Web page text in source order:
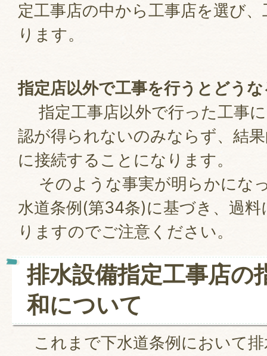
定工事店の中から工事店を選び
ります。
指定店以外で工事を行うとどう
指定工事店以外で行った工事
認が得られないのみならず、結
に接続することになります。
そのような事実が明らかにな
水道条例(第34条)に基づき、過
りますのでご注意ください。
排水設備指定工事店の
和について
これまで下水道条例において